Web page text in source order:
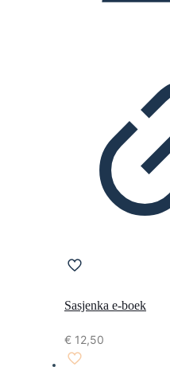
Sasjenka e-boek
€ 12,50